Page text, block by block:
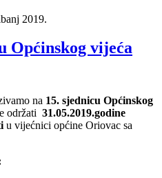
2019.
Općinskog vijeća
na 15. sjednicu Općinskog
održati 31.05.2019.godine
u vijećnici općine Oriovac sa